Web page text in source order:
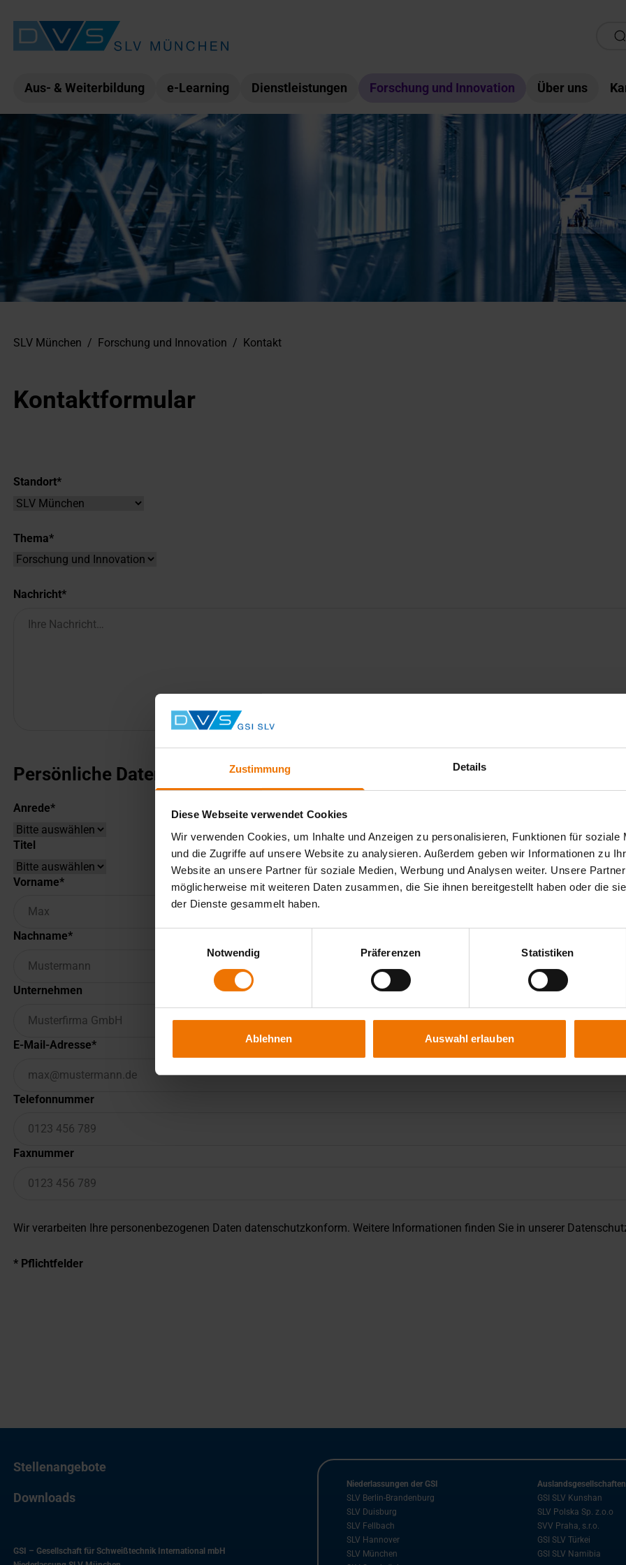
Zustimmung Details
Diese Webseite verwendet Cookies
Wir verwenden Cookies, um Inhalte und Anzeigen zu personalisieren, Funktionen für soziale
und die Zugriffe auf unsere Website zu analysieren. Außerdem geben wir Informationen zu
Website an unsere Partner für soziale Medien, Werbung und Analysen weiter. Unsere
möglicherweise mit weiteren Daten zusammen, die Sie ihnen bereitgestellt haben oder die
der Dienste gesammelt haben.
Notwendig
Präferenzen Statistiken
Ablehnen Auswahl erlauben
Aus- & Weiterbildung e-Learning Dienstleistungen Forschung und Innovation Über uns
SLV München / Forschung und Innovation / Kontakt
Kontaktformular
Standort
Thema
Nachricht
Persönliche Daten
Anrede
Titel
Vorname
Nachname
Unternehmen
E-Mail-Adresse
Telefonnummer
Faxnummer
Wir verarbeiten Ihre personenbezogenen Daten datenschutzkonform. Weitere Informationen finden Sie in unserer
* Pflichtfelder
Stellenangebote
Downloads
GSI – Gesellschaft für Schweißtechnik International mbH
Niederlassungen der GSI
SLV Berlin-Brandenburg
SLV Duisburg
SLV Fellbach
SLV Hannover
SLV München
Auslandsgesellschaften
GSI SLV Kunshan
SLV Polska Sp. z.o.o
SVV Praha, s.r.o.
GSI SLV Türkei
GSI SLV Namibia